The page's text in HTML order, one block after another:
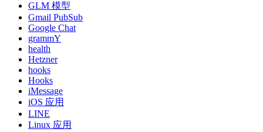
GLM 模型
Gmail PubSub
Google Chat
grammY
health
Hetzner
hooks
Hooks
iMessage
iOS 应用
LINE
Linux 应用